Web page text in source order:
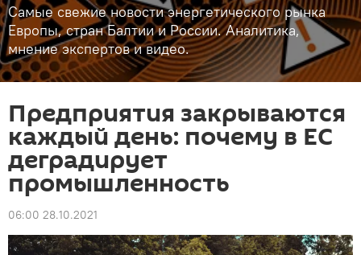
Самые свежие новости энергетического рынка
Европы, стран Балтии и России. Аналитика,
мнение экспертов и видео.
Предприятия закрываются
каждый день: почему в ЕС
деградирует
промышленность
06:00 28.10.2021